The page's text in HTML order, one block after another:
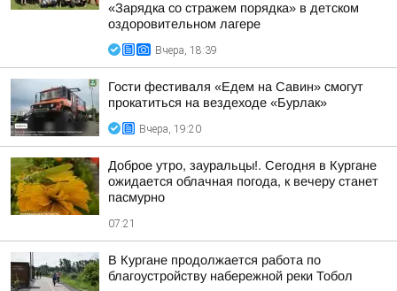
«Зарядка со стражем порядка» в детском
оздоровительном лагере
Вчера, 18:39
Гости фестиваля «Едем на Савин» смогут
прокатиться на вездеходе «Бурлак»
Вчера, 19:20
Доброе утро, зауральцы!. Сегодня в Кургане
ожидается облачная погода, к вечеру станет
пасмурно
07:21
В Кургане продолжается работа по
благоустройству набережной реки Тобол